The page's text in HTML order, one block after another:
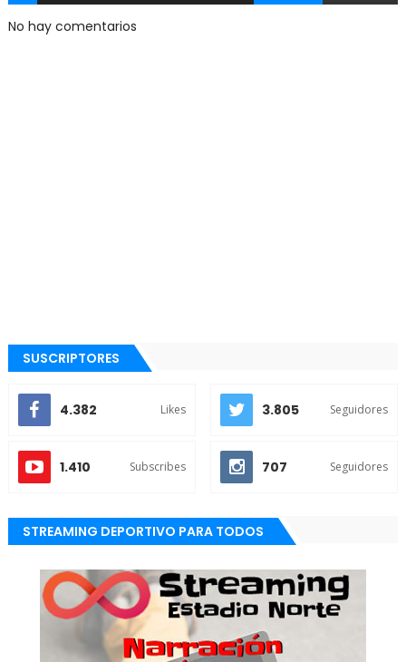
No hay comentarios
SUSCRIPTORES
4.382 Likes 3.805 Seguidores
1.410 Subscribes 707 Seguidores
STREAMING DEPORTIVO PARA TODOS